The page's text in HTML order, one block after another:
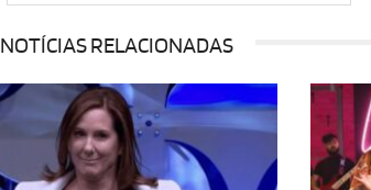
NOTÍCIAS RELACIONADAS